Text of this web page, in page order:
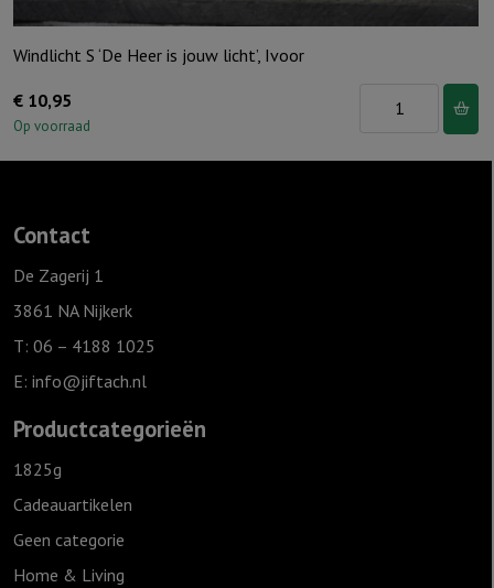
Windlicht S ‘De Heer is jouw licht’, Ivoor
€ 10,95
Op voorraad
Windlicht
'De
Contact
De Zagerij 1
3861 NA Nijkerk
T: 06 – 4188 1025
E: info@jiftach.nl
Productcategorieën
1825g
Cadeauartikelen
Geen categorie
Home & Living